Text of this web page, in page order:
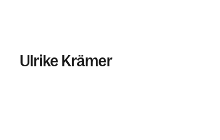
Ulrike Krämer